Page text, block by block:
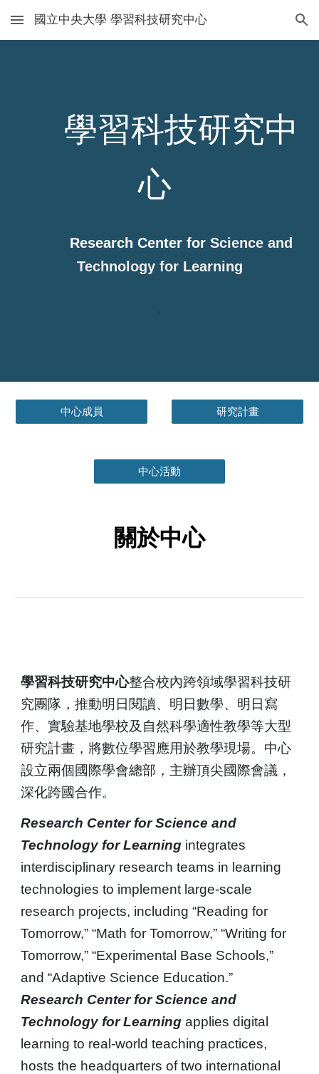
Skip to main content Skip to navigation
國立中央大學 學習科技研究中心
學習科技研究中
心
Research Center for Science and
Technology for Learning
中心成員 研究計畫
中心活動
關於中心
學習科技研究中心整合校內跨領域學習科技研
究團隊，推動明日閱讀、明日數學、明日寫
作、實驗基地學校及自然科學適性教學等大型
研究計畫，將數位學習應用於教學現場。中心
設立兩個國際學會總部，主辦頂尖國際會議，
深化跨國合作。
Research Center for Science and
Technology for Learning integrates
interdisciplinary research teams in learning
technologies to implement large-scale
research projects, including “Reading for
Tomorrow,” “Math for Tomorrow,” “Writing for
Tomorrow,” “Experimental Base Schools,”
and “Adaptive Science Education.”
Research Center for Science and
Technology for Learning applies digital
learning to real-world teaching practices,
hosts the headquarters of two international